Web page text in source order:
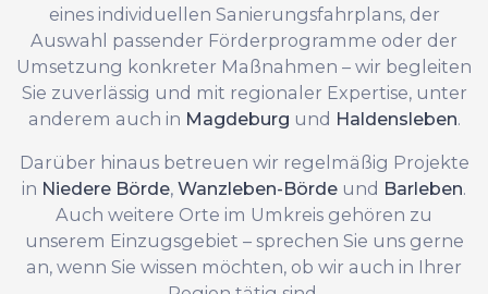
eines individuellen Sanierungsfahrplans, der
Auswahl passender Förderprogramme oder der
Umsetzung konkreter Maßnahmen – wir begleiten
Sie zuverlässig und mit regionaler Expertise, unter
anderem auch in Magdeburg und Haldensleben.
Darüber hinaus betreuen wir regelmäßig Projekte
in Niedere Börde, Wanzleben-Börde und Barleben.
Auch weitere Orte im Umkreis gehören zu
unserem Einzugsgebiet – sprechen Sie uns gerne
an, wenn Sie wissen möchten, ob wir auch in Ihrer